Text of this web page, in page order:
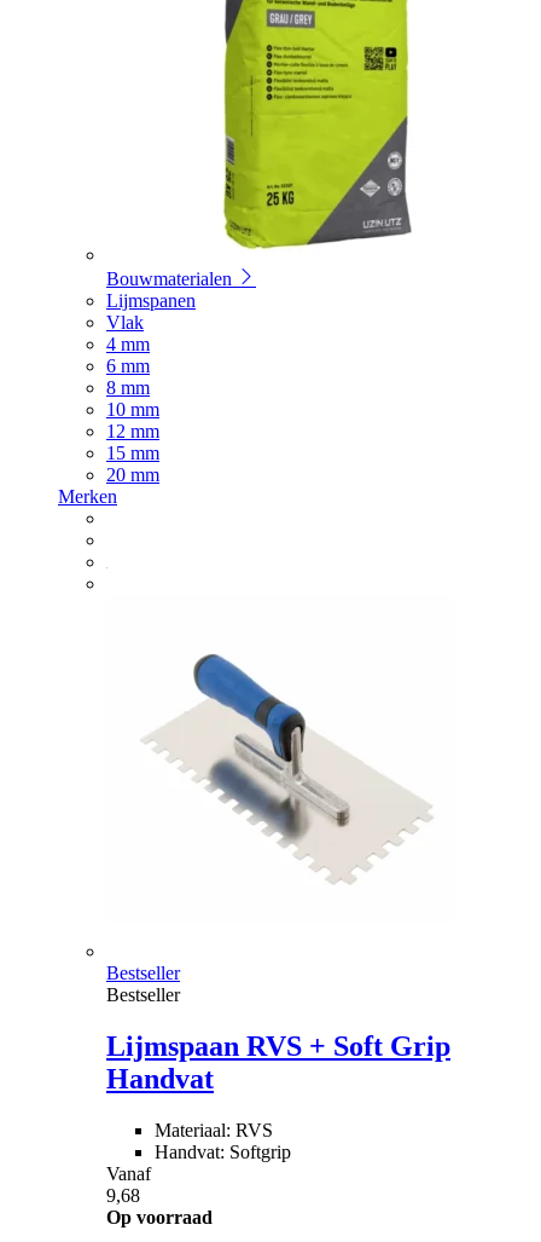
Bouwmaterialen
Lijmspanen
Vlak
4 mm
6 mm
8 mm
10 mm
12 mm
15 mm
20 mm
Merken
Bestseller
Bestseller
Lijmspaan RVS + Soft Grip
Handvat
Materiaal: RVS
Handvat: Softgrip
Vanaf
9,68
Op voorraad